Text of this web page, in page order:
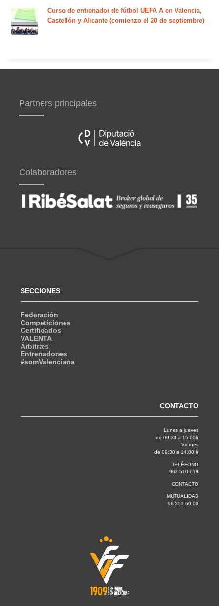
Curso de entrenador de fútbol UEFA A en Valencia,
Castellón y Alicante (comienzo el 20 de septiembre)
Partners principales
Colaboradores
SECCIONES
Federación
Competiciones
Certificados
VALENTA
Árbitræs
Entrenadoræs
#somValenciana
CONTACTO
Lunes a jueves
de 09:30 a 15.00h
Viernes
de 09:30 a 14.00 h
TELÉFONO
963 510 619
CONTACTO
MUTUALIDAD
96 351 60 00